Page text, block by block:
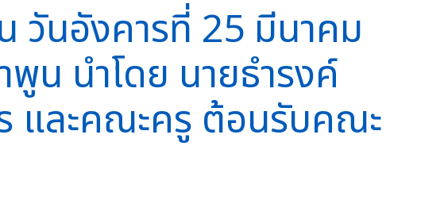
วันอังคารที่ 25 มีนาคม
น นำโดย นายธำรงค์
และคณะครู ต้อนรับคณะ